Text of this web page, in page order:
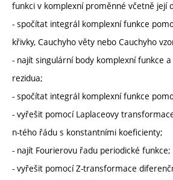
funkci v komplexní proměnné včetně její
- spočítat integrál komplexní funkce
křivky, Cauchyho věty nebo Cauchyho
- najít singulární body komplexní funkce
rezidua;
- spočítat integrál komplexní funkce
- vyřešit pomocí Laplaceovy
n-tého řádu s konstantními koeficienty;
- najít Fourierovu řadu periodické funkce;
- vyřešit pomocí Z-transformace